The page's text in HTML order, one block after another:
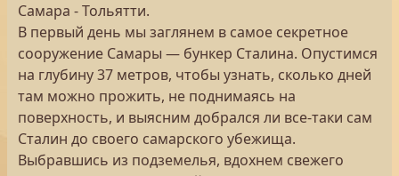
Самара - Тольятти.
В первый день мы заглянем в самое секретное
сооружение Самары — бункер Сталина. Опустимся
на глубину 37 метров, чтобы узнать, сколько дней
там можно прожить, не поднимаясь на
поверхность, и выясним добрался ли все-таки сам
Сталин до своего самарского убежища.
Выбравшись из подземелья, вдохнем свежего